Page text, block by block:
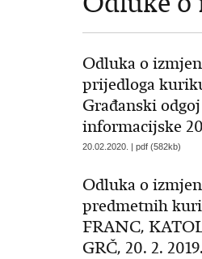
Odluka o
prijedloga
Građanski
informacijske
20.02.2020. | pdf (582kb)
Odluka o
predmetnih
FRANC,
GRČ, 20. 2. 2019.